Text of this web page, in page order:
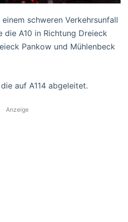
einem schweren Verkehrsunfall
die A10 in Richtung Dreieck
Pankow und Mühlenbeck
auf A114 abgeleitet.
Anzeige